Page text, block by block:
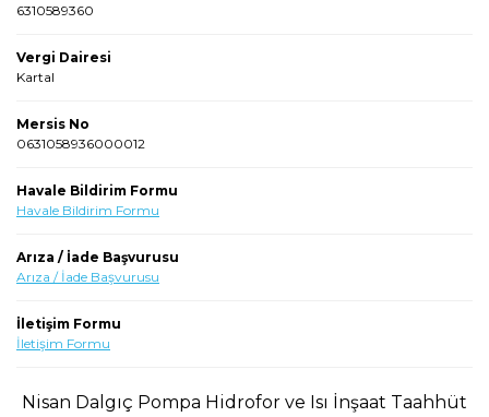
6310589360
Vergi Dairesi
Kartal
Mersis No
0631058936000012
Havale Bildirim Formu
Havale Bildirim Formu
Arıza / İade Başvurusu
Arıza / İade Başvurusu
İletişim Formu
İletişim Formu
Nisan Dalgıç Pompa Hidrofor ve Isı İnşaat Taahhüt